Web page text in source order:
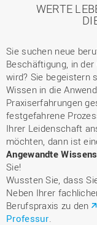
WERTE
Sie suchen neue
Beschäftigung, in
wird? Sie begeistern
Wissen in die
Praxiserfahrungen
festgefahrene
Ihrer Leidenschaft
möchten, dann ist
Angewandte
Sie!
Wussten Sie, dass
Neben Ihrer
Berufspraxis zu den
Professur